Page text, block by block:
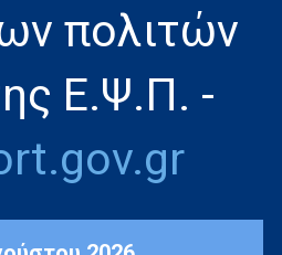
πολιτών
Ε.Ψ.Π. -